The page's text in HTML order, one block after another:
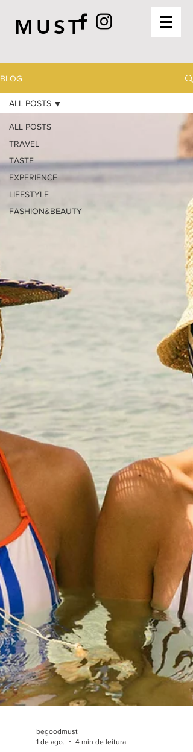
MUST
BLOG
ALL POSTS
TRAVEL
TASTE
EXPERIENCE
LIFESTYLE
FASHION&BEAUTY
ALL POSTS